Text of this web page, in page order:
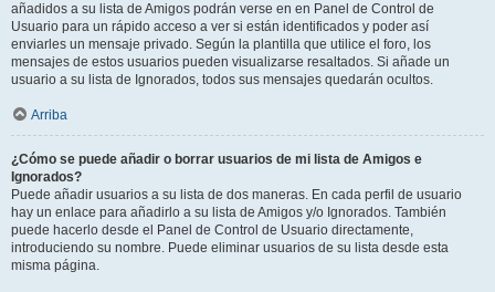
añadidos a su lista de Amigos podrán verse en en Panel de Control de
Usuario para un rápido acceso a ver si están identificados y poder así
enviarles un mensaje privado. Según la plantilla que utilice el foro, los
mensajes de estos usuarios pueden visualizarse resaltados. Si añade un
usuario a su lista de Ignorados, todos sus mensajes quedarán ocultos.
Arriba
¿Cómo se puede añadir o borrar usuarios de mi lista de Amigos e
Ignorados?
Puede añadir usuarios a su lista de dos maneras. En cada perfil de usuario
hay un enlace para añadirlo a su lista de Amigos y/o Ignorados. También
puede hacerlo desde el Panel de Control de Usuario directamente,
introduciendo su nombre. Puede eliminar usuarios de su lista desde esta
misma página.